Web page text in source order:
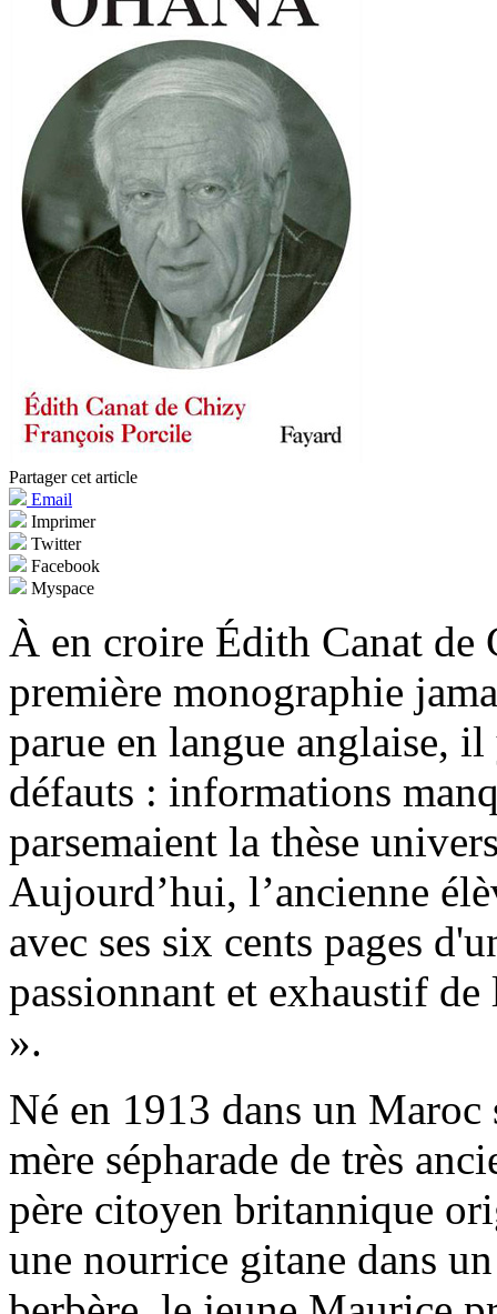
Partager cet article
Email
Imprimer
Twitter
Facebook
Myspace
À en croire Édith Canat de
première monographie
parue en langue anglaise,
défauts : informations
parsemaient la thèse
Aujourd’hui, l’ancienne
avec ses six cents pages
passionnant et exhaustif
».
Né en 1913 dans un
mère sépharade de très
père citoyen britannique
une nourrice gitane dans